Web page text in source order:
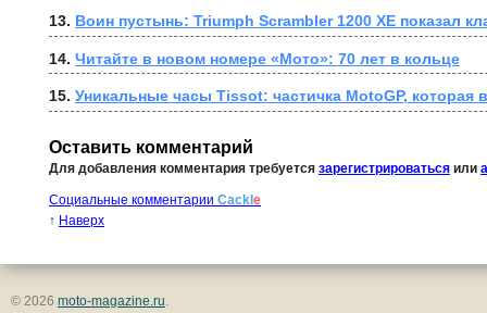
13. Воин пустынь: Triumph Scrambler 1200 XE показал
14. Читайте в новом номере «Мото»: 70 лет в кольце
15. Уникальные часы Tissot: частичка MotoGP, которая
Оставить комментарий
Для добавления комментария требуется зарегистрироваться или
Социальные комментарии Cackl e
↑ Наверх
© 2026 moto-magazine.ru.